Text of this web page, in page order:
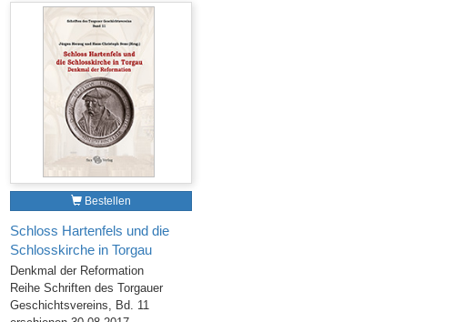
Bestellen
Schloss Hartenfels und die
Schlosskirche in Torgau
Denkmal der Reformation
Reihe Schriften des Torgauer
Geschichtsvereins, Bd. 11